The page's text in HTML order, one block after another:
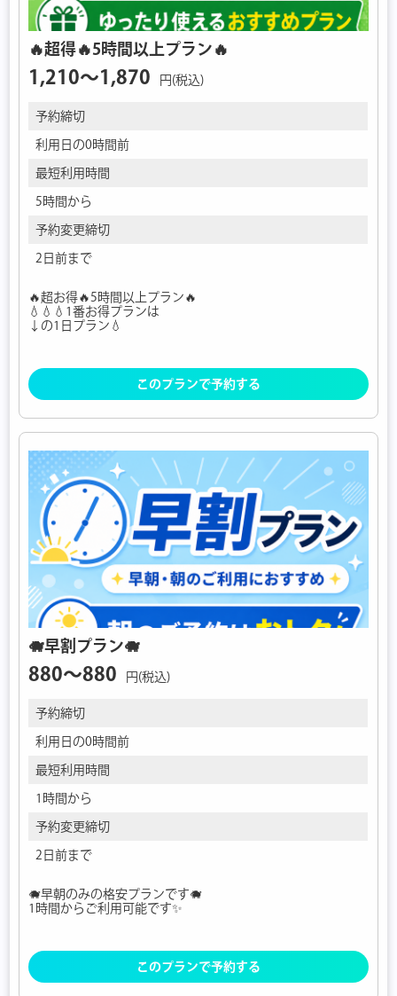
🔥超得🔥5時間以上プラン🔥
1,210〜1,870 円(税込)
予約締切
利用日の0時間前
最短利用時間
5時間から
予約変更締切
2日前まで
🔥超お得🔥5時間以上プラン🔥
💧💧💧1番お得プランは
↓の1日プラン💧
このプランで予約する
🐗早割プラン🐗
880〜880 円(税込)
予約締切
利用日の0時間前
最短利用時間
1時間から
予約変更締切
2日前まで
🐗早朝のみの格安プランです🐗
1時間からご利用可能です✨
このプランで予約する